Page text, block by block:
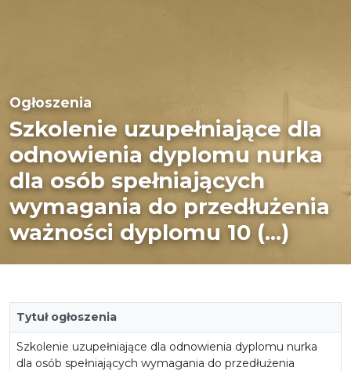
Ogłoszenia
Szkolenie uzupełniające dla
odnowienia dyplomu nurka
dla osób spełniających
wymagania do przedłużenia
ważności dyplomu 10 (...)
Tytuł ogłoszenia
Szkolenie uzupełniające dla odnowienia dyplomu nurka
dla osób spełniających wymagania do przedłużenia